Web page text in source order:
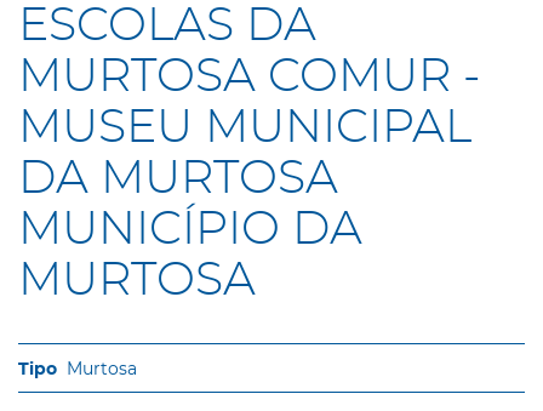
ESCOLAS DA
MURTOSA COMUR -
MUSEU MUNICIPAL
DA MURTOSA
MUNICÍPIO DA
MURTOSA
Murtosa